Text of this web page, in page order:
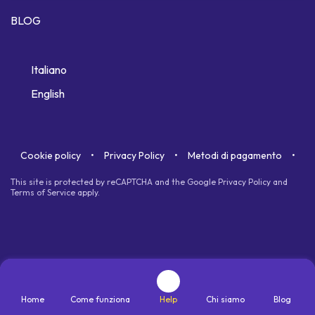
Home Come funziona Help Chi siamo Blog
BLOG
Italiano
English
Cookie policy Privacy Policy Metodi di pagamento
This site is protected by reCAPTCHA and the Google Privacy Policy and
Terms of Service apply.